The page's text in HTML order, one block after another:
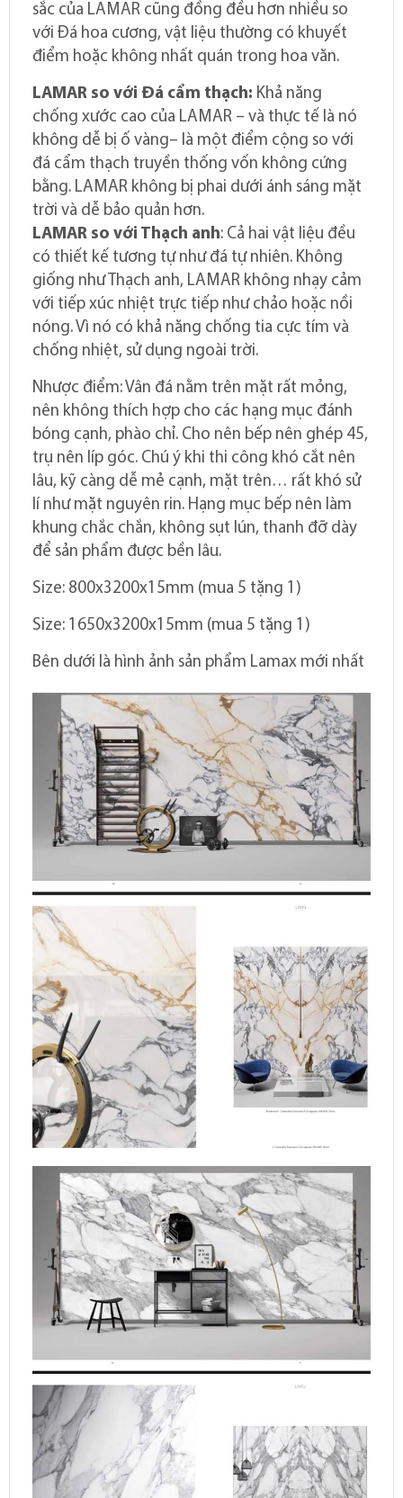
sắc của LAMAR cũng đồng đều hơn nhiều so
với Đá hoa cương, vật liệu thường có khuyết
điểm hoặc không nhất quán trong hoa văn.
LAMAR so với Đá cẩm thạch: Khả năng
chống xước cao của LAMAR – và thực tế là nó
không dễ bị ố vàng– là một điểm cộng so với
đá cẩm thạch truyền thống vốn không cứng
bằng. LAMAR không bị phai dưới ánh sáng mặt
trời và dễ bảo quản hơn.
LAMAR so với Thạch anh: Cả hai vật liệu đều
có thiết kế tương tự như đá tự nhiên. Không
giống như Thạch anh, LAMAR không nhạy cảm
với tiếp xúc nhiệt trực tiếp như chảo hoặc nồi
nóng. Vì nó có khả năng chống tia cực tím và
chống nhiệt, sử dụng ngoài trời.
Nhược điểm: Vân đá nằm trên mặt rất mỏng,
nên không thích hợp cho các hạng mục đánh
bóng cạnh, phào chỉ. Cho nên bếp nên ghép 45,
trụ nên líp góc. Chú ý khi thi công khó cắt nên
lâu, kỹ càng dễ mẻ cạnh, mặt trên… rất khó sử
lí như mặt nguyên rin. Hạng mục bếp nên làm
khung chắc chắn, không sụt lún, thanh đỡ dày
để sản phẩm được bền lâu.
Size: 800x3200x15mm (mua 5 tặng 1)
Size: 1650x3200x15mm (mua 5 tặng 1)
Bên dưới là hình ảnh sản phẩm Lamax mới nhất